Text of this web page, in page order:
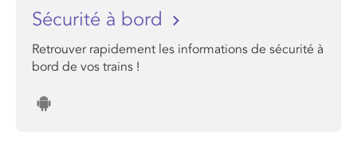
Sécurité à bord
Retrouver rapidement les informations de sécurité à
bord de vos trains !